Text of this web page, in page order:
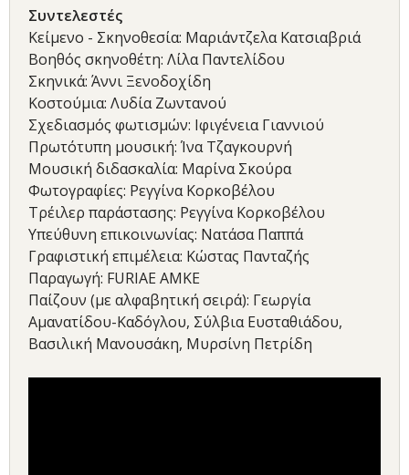
Συντελεστές
Κείμενο - Σκηνοθεσία: Μαριάντζελα Κατσιαβριά
Βοηθός σκηνοθέτη: Λίλα Παντελίδου
Σκηνικά: Άννι Ξενοδοχίδη
Κοστούμια: Λυδία Ζωντανού
Σχεδιασμός φωτισμών: Ιφιγένεια Γιαννιού
Πρωτότυπη μουσική: Ίνα Τζαγκουρνή
Μουσική διδασκαλία: Μαρίνα Σκούρα
Φωτογραφίες: Ρεγγίνα Κορκοβέλου
Τρέιλερ παράστασης: Ρεγγίνα Κορκοβέλου
Υπεύθυνη επικοινωνίας: Νατάσα Παππά
Γραφιστική επιμέλεια: Κώστας Πανταζής
Παραγωγή: FURIAE ΑΜΚΕ
Παίζουν (με αλφαβητική σειρά): Γεωργία
Αμανατίδου-Καδόγλου, Σύλβια Ευσταθιάδου,
Βασιλική Μανουσάκη, Μυρσίνη Πετρίδη